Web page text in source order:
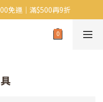
通粉 清貨平賣中!!
免運｜滿$500再9折
熱賣中!